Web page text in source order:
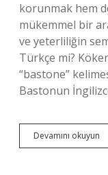
korunmak hem
mükemmel bir
ve yeterliliğin
Türkçe mi?
“bastone”
Bastonun
Devamını okuyun